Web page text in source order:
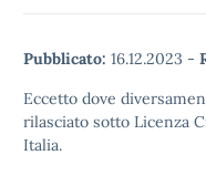
Pubblicato: 16.12.2023 -
Eccetto dove
rilasciato sotto Licenza
Italia.